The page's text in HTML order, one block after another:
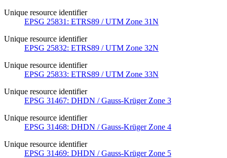
Unique resource identifier
EPSG 25831: ETRS89 / UTM Zone 31N
Unique resource identifier
EPSG 25832: ETRS89 / UTM Zone 32N
Unique resource identifier
EPSG 25833: ETRS89 / UTM Zone 33N
Unique resource identifier
EPSG 31467: DHDN / Gauss-Krüger Zone 3
Unique resource identifier
EPSG 31468: DHDN / Gauss-Krüger Zone 4
Unique resource identifier
EPSG 31469: DHDN / Gauss-Krüger Zone 5